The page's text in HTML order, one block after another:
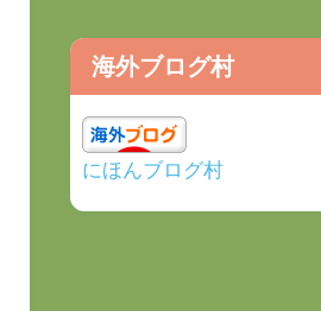
海外ブログ村
にほんブログ村